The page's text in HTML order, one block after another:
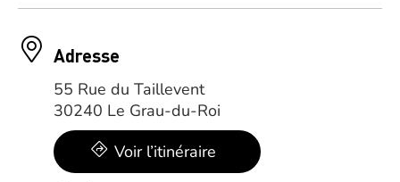
Adresse
55 Rue du Taillevent
30240 Le Grau-du-Roi
Voir l’itinéraire